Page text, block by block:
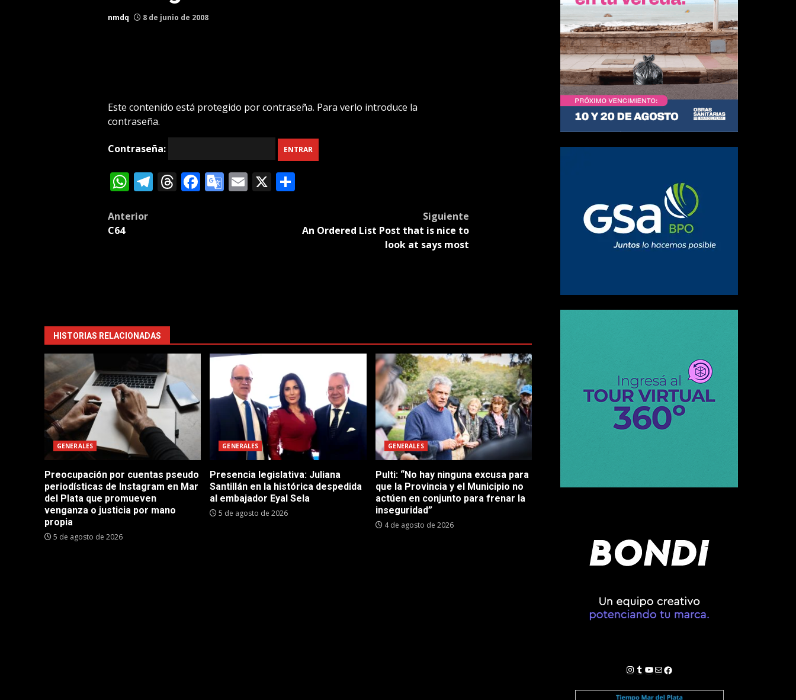
nmdq 8 de junio de 2008
Este contenido está protegido por contraseña. Para verlo introduce la
contraseña.
Contraseña:
WhatsApp
Telegram
Threads
Facebook
Google
Email
X Compartir
Post
Anterior
C64
Siguiente
An Ordered List Post that is nice to
look at says most
HISTORIAS RELACIONADAS
GENERALES
Preocupación por cuentas pseudo
periodísticas de Instagram en Mar
del Plata que promueven
venganza o justicia por mano
propia
5 de agosto de 2026
GENERALES
Presencia legislativa: Juliana
Santillán en la histórica despedida
al embajador Eyal Sela
5 de agosto de 2026
GENERALES
Pulti: “No hay ninguna excusa para
que la Provincia y el Municipio no
actúen en conjunto para frenar la
inseguridad”
4 de agosto de 2026
Instagram
Tumblr
YouTube
Correo electrónico
Facebook